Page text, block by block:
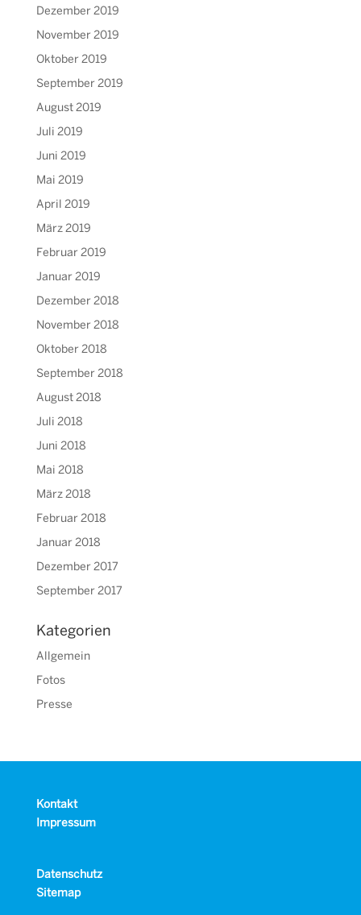
Dezember 2019
November 2019
Oktober 2019
September 2019
August 2019
Juli 2019
Juni 2019
Mai 2019
April 2019
März 2019
Februar 2019
Januar 2019
Dezember 2018
November 2018
Oktober 2018
September 2018
August 2018
Juli 2018
Juni 2018
Mai 2018
März 2018
Februar 2018
Januar 2018
Dezember 2017
September 2017
Kategorien
Allgemein
Fotos
Presse
Kontakt
Impressum
Datenschutz
Sitemap